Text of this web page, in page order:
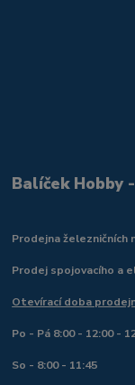
Balíček Hobby
Prodejna
Prodej spojovacího a
Otevírací doba
Po - Pá 8:00 - 12:00 -
So - 8:00 - 11:45